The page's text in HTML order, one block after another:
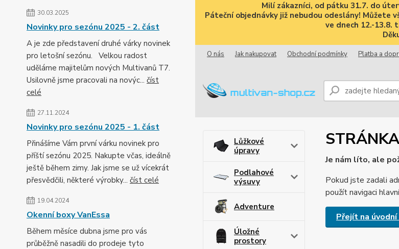
30.03.2025
Novinky pro sezónu 2025 - 2. část
A je zde představení druhé várky novinek
pro letošní sezónu. Velkou radost
uděláme majitelům nových Multivanů T7.
Usilovně jsme pracovali na novýc... číst
celé
27.11.2024
Novinky pro sezónu 2025 - 1. část
Přinášíme Vám první várku novinek pro
příští sezónu 2025. Nakupte včas, ideálně
ještě během zimy. Jak jsme se už vícekrát
přesvědčili, některé výrobky... číst celé
19.04.2024
Okenní boxy VanEssa
Během měsíce dubna jsme pro vás
průběžně nasadili do prodeje tyto
Milí zákazníci, od pátku 31.7. do
Páteční objednávky již nebudou odeslány! Můžete
ve dnech 12.-13.8.
O nás Jak nakupovat Obchodní podmínky Platba a
Lůžkové
úpravy
Podlahové
výsuvy
Adventure
Úložné
prostory
Je nám líto, ale
Pokud jste zadali
použít navigaci
Přejít na